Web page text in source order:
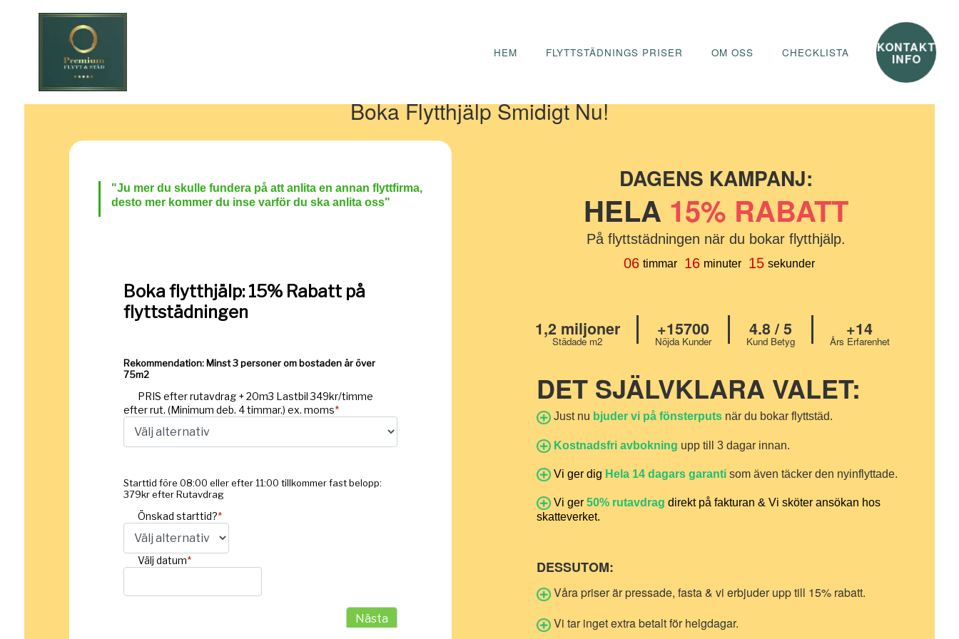
HEM FLYTTSTÄDNINGS PRISER OM OSS CHECKLISTA KONTAKT
INFO
Boka Flytthjälp Smidigt Nu!
"Ju mer du skulle fundera på att anlita en annan flyttfirma,
desto mer kommer du inse varför du ska anlita oss"
DAGENS KAMPANJ:
HELA 15% RABATT
På flyttstädningen när du bokar flytthjälp.
06 timmar 16 minuter 15 sekunder
1,2 miljoner
Städade m2
+15700
Nöjda Kunder
4.8 / 5
Kund Betyg
+14
Års Erfarenhet
DET SJÄLVKLARA VALET:
Just nu bjuder vi på fönsterputs när du bokar flyttstäd.
Kostnadsfri avbokning upp till 3 dagar innan.
Vi ger dig Hela 14 dagars garanti som även täcker den nyinflyttade.
Vi ger50% rutavdrag direkt på fakturan & Vi sköter ansökan hos
skatteverket.
DESSUTOM:
Våra priser är pressade, fasta & vi erbjuder upp till 15% rabatt.
Vi tar inget extra betalt för helgdagar.